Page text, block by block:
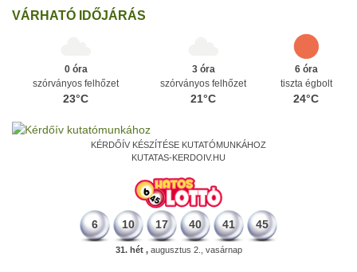
VÁRHATÓ IDŐJÁRÁS
0 óra
szórványos felhőzet
23°C
3 óra
szórványos felhőzet
21°C
6 óra
tiszta égbolt
24°C
KÉRDŐÍV KÉSZÍTÉSE KUTATÓMUNKÁHOZ
KUTATAS-KERDOIV.HU
6 10 17 40 41 45
31. hét ,augusztus 2., vasárnap